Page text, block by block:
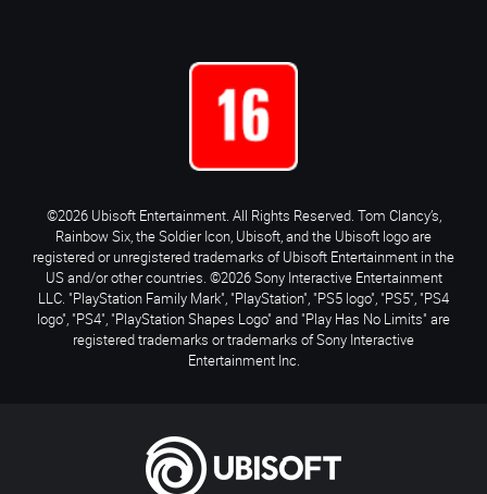
©2026 Ubisoft Entertainment. All Rights Reserved. Tom Clancy’s,
Rainbow Six, the Soldier Icon, Ubisoft, and the Ubisoft logo are
registered or unregistered trademarks of Ubisoft Entertainment in the
US and/or other countries. ©2026 Sony Interactive Entertainment
LLC. "PlayStation Family Mark", "PlayStation", "PS5 logo", "PS5", "PS4
logo", "PS4", "PlayStation Shapes Logo" and "Play Has No Limits" are
registered trademarks or trademarks of Sony Interactive
Entertainment Inc.